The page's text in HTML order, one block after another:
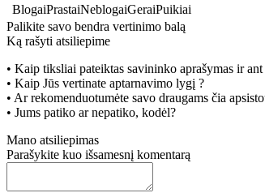
BlogaiPrastaiNeblogaiGeraiPuikiai
Palikite savo bendra vertinimo balą
Ką rašyti atsiliepime
• Kaip tiksliai pateiktas savininko aprašymas ir
• Kaip Jūs vertinate aptarnavimo lygį ?
• Ar rekomenduotumėte savo draugams čia
• Jums patiko ar nepatiko, kodėl?
Mano atsiliepimas
Parašykite kuo išsamesnį komentarą